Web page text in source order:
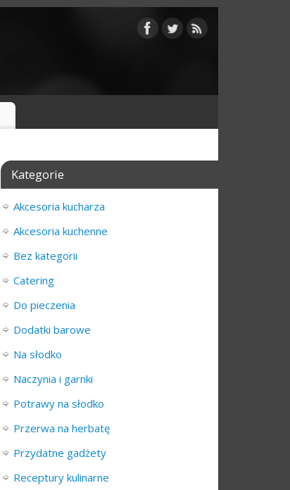
Kategorie
Akcesoria kucharza
Akcesoria kuchenne
Bez kategorii
Catering
Do pieczenia
Dodatki barowe
Na słodko
Naczynia i garnki
Potrawy na słodko
Przerwa na herbatę
Przydatne gadżety
Receptury kulinarne